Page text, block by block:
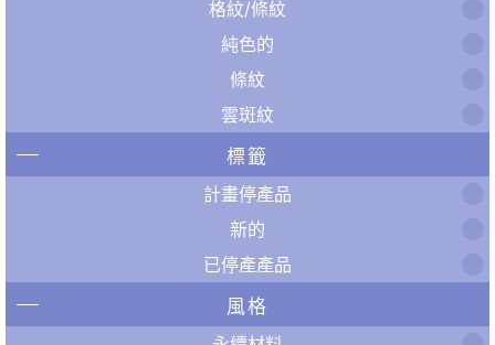
格紋/條紋
純色的
條紋
雲斑紋
標籤
計畫停產品
新的
已停產產品
風格